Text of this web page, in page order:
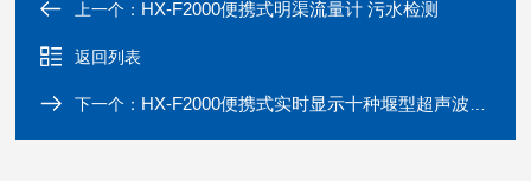
上一个： HX-F2000便携式明渠流量计 污水检测
返回列表
下一个： HX-F2000便携式实时显示十种堰型超声波明渠流量计